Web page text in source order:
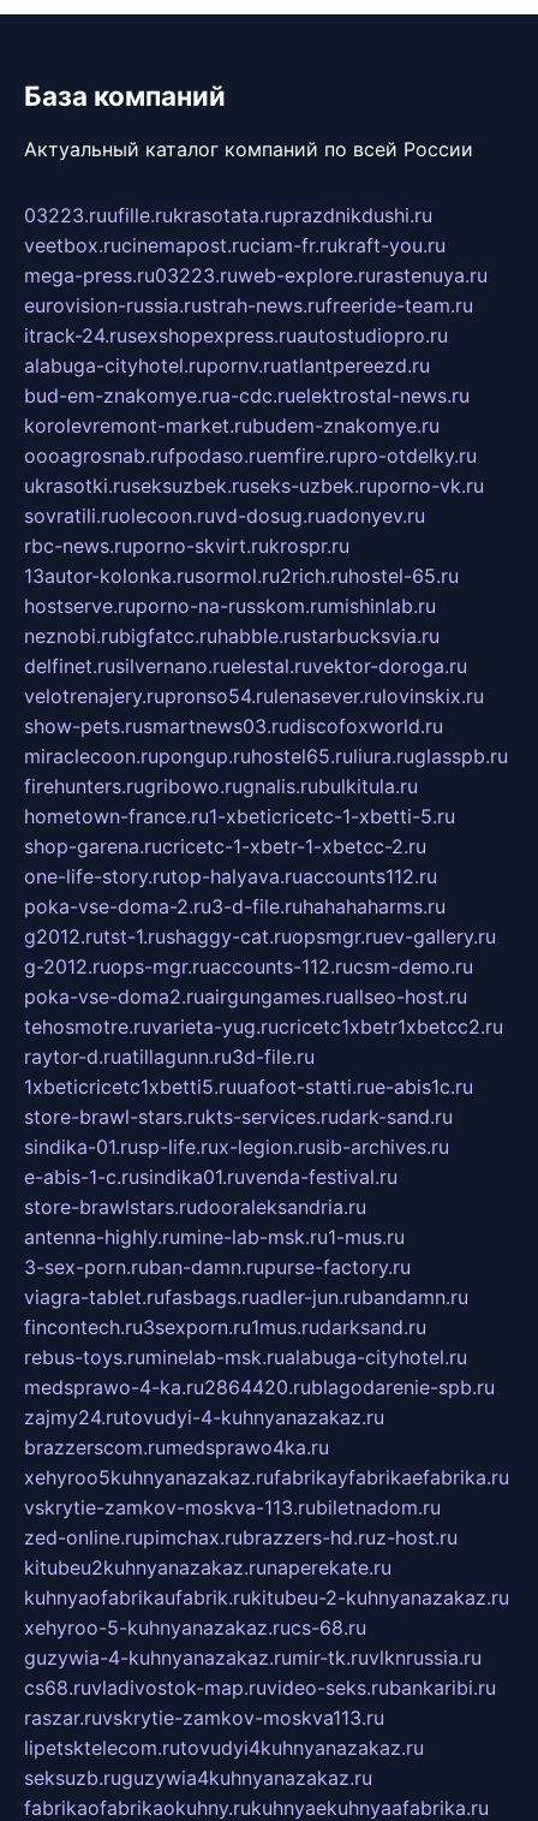
База компаний
Актуальный каталог компаний по всей России
03223.ruufille.rukrasotata.ruprazdnikdushi.ru
veetbox.rucinemapost.ruciam-fr.rukraft-you.ru
mega-press.ru03223.ruweb-explore.rurastenuya.ru
eurovision-russia.rustrah-news.rufreeride-team.ru
itrack-24.rusexshopexpress.ruautostudiopro.ru
alabuga-cityhotel.rupornv.ruatlantpereezd.ru
bud-em-znakomye.rua-cdc.ruelektrostal-news.ru
korolevremont-market.rubudem-znakomye.ru
oooagrosnab.rufpodaso.ruemfire.rupro-otdelky.ru
ukrasotki.ruseksuzbek.ruseks-uzbek.ruporno-vk.ru
sovratili.ruolecoon.ruvd-dosug.ruadonyev.ru
rbc-news.ruporno-skvirt.rukrospr.ru
13autor-kolonka.rusormol.ru2rich.ruhostel-65.ru
hostserve.ruporno-na-russkom.rumishinlab.ru
neznobi.rubigfatcc.ruhabble.rustarbucksvia.ru
delfinet.rusilvernano.ruelestal.ruvektor-doroga.ru
velotrenajery.rupronso54.rulenasever.rulovinskix.ru
show-pets.rusmartnews03.rudiscofoxworld.ru
miraclecoon.rupongup.ruhostel65.ruliura.ruglasspb.ru
firehunters.rugribowo.rugnalis.rubulkitula.ru
hometown-france.ru1-xbeticricetc-1-xbetti-5.ru
shop-garena.rucricetc-1-xbetr-1-xbetcc-2.ru
one-life-story.rutop-halyava.ruaccounts112.ru
poka-vse-doma-2.ru3-d-file.ruhahahaharms.ru
g2012.rutst-1.rushaggy-cat.ruopsmgr.ruev-gallery.ru
g-2012.ruops-mgr.ruaccounts-112.rucsm-demo.ru
poka-vse-doma2.ruairgungames.ruallseo-host.ru
tehosmotre.ruvarieta-yug.rucricetc1xbetr1xbetcc2.ru
raytor-d.ruatillagunn.ru3d-file.ru
1xbeticricetc1xbetti5.ruuafoot-statti.rue-abis1c.ru
store-brawl-stars.rukts-services.rudark-sand.ru
sindika-01.rusp-life.rux-legion.rusib-archives.ru
e-abis-1-c.rusindika01.ruvenda-festival.ru
store-brawlstars.rudooraleksandria.ru
antenna-highly.rumine-lab-msk.ru1-mus.ru
3-sex-porn.ruban-damn.rupurse-factory.ru
viagra-tablet.rufasbags.ruadler-jun.rubandamn.ru
fincontech.ru3sexporn.ru1mus.rudarksand.ru
rebus-toys.ruminelab-msk.rualabuga-cityhotel.ru
medsprawo-4-ka.ru2864420.rublagodarenie-spb.ru
zajmy24.rutovudyi-4-kuhnyanazakaz.ru
brazzerscom.rumedsprawo4ka.ru
xehyroo5kuhnyanazakaz.rufabrikayfabrikaefabrika.ru
vskrytie-zamkov-moskva-113.rubiletnadom.ru
zed-online.rupimchax.rubrazzers-hd.ruz-host.ru
kitubeu2kuhnyanazakaz.runaperekate.ru
kuhnyaofabrikaufabrik.rukitubeu-2-kuhnyanazakaz.ru
xehyroo-5-kuhnyanazakaz.rucs-68.ru
guzywia-4-kuhnyanazakaz.rumir-tk.ruvlknrussia.ru
cs68.ruvladivostok-map.ruvideo-seks.rubankaribi.ru
raszar.ruvskrytie-zamkov-moskva113.ru
lipetsktelecom.rutovudyi4kuhnyanazakaz.ru
seksuzb.ruguzywia4kuhnyanazakaz.ru
fabrikaofabrikaokuhny.rukuhnyaekuhnyaafabrika.ru